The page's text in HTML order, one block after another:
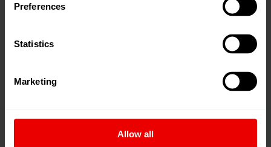
Preferences
Statistics
Marketing
Allow all
减重冲洗模